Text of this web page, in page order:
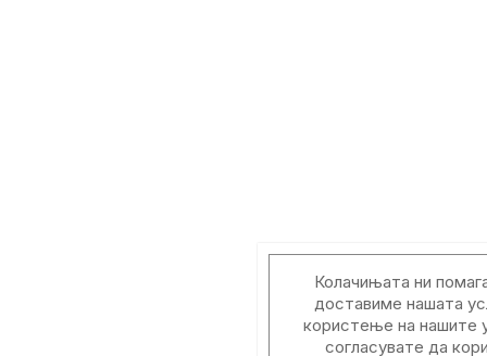
Колачињата ни
доставиме нашата
користење на нашите
согласувате да